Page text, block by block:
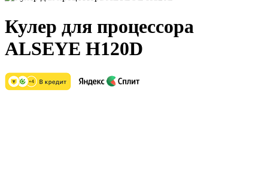
Кулер для процессора
ALSEYE H120D